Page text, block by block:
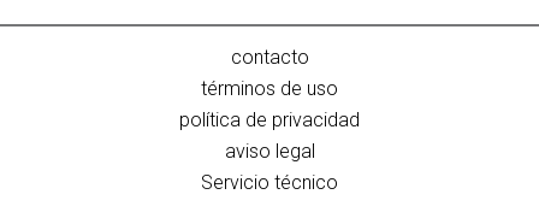
contacto
términos de uso
política de privacidad
aviso legal
Servicio técnico